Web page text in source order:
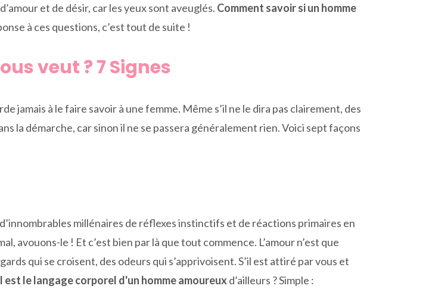
et de désir, car les yeux sont aveuglés. Comment savoir si un homme
à ces questions, c’est tout de suite !
veut ? 7 Signes
jamais à le faire savoir à une femme. Même s’il ne le dira pas clairement, des
la démarche, car sinon il ne se passera généralement rien. Voici sept façons
millénaires de réflexes instinctifs et de réactions primaires en
avouons-le ! Et c’est bien par là que tout commence. L’amour n’est que
qui se croisent, des odeurs qui s’apprivoisent. S’il est attiré par vous et
est le langage corporel d'un homme amoureux d’ailleurs ? Simple :